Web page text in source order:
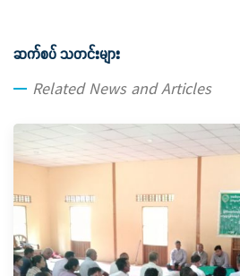
ဆက်စပ် သတင်းများ
Related News and Articles